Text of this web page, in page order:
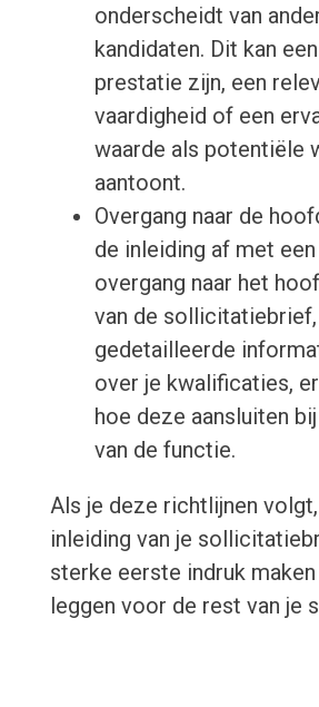
onderscheidt van
kandidaten. Dit kan
prestatie zijn, een
vaardigheid of een
waarde als potentiële
aantoont.
Overgang naar de
de inleiding af met
overgang naar het
van de
gedetailleerde
over je kwalificaties,
hoe deze aansluiten
van de functie.
Als je deze richtlijnen
inleiding van je
sterke eerste indruk
leggen voor de rest van je